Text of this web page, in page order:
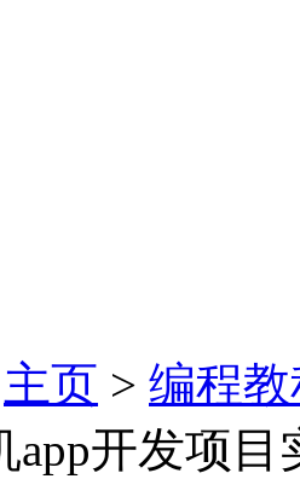
主页 > 编程
app开发项